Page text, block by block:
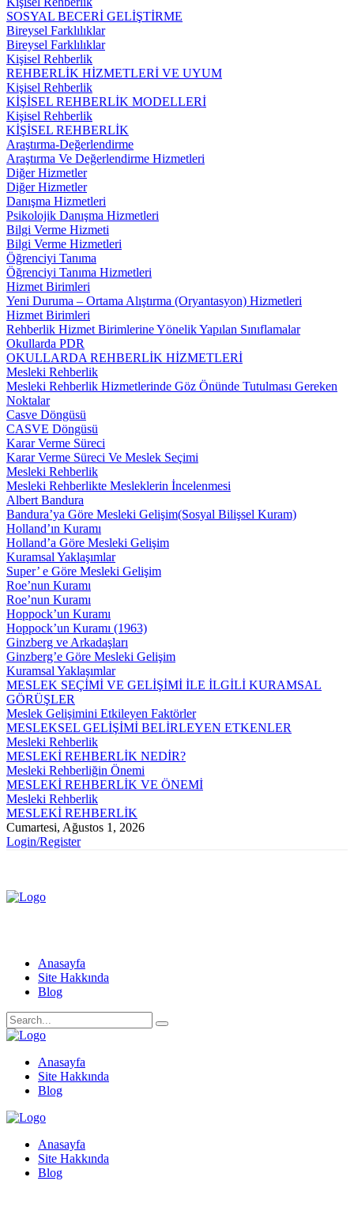
SOSYAL BECERİ GELİŞTİRME
Bireysel Farklılıklar
Bireysel Farklılıklar
Kişisel Rehberlik
REHBERLİK HİZMETLERİ VE UYUM
Kişisel Rehberlik
KİŞİSEL REHBERLİK MODELLERİ
Kişisel Rehberlik
KİŞİSEL REHBERLİK
Araştırma-Değerlendirme
Araştırma Ve Değerlendirme Hizmetleri
Diğer Hizmetler
Diğer Hizmetler
Danışma Hizmetleri
Psikolojik Danışma Hizmetleri
Bilgi Verme Hizmeti
Bilgi Verme Hizmetleri
Öğrenciyi Tanıma
Öğrenciyi Tanıma Hizmetleri
Hizmet Birimleri
Yeni Duruma – Ortama Alıştırma (Oryantasyon) Hizmetleri
Hizmet Birimleri
Rehberlik Hizmet Birimlerine Yönelik Yapılan Sınıflamalar
Okullarda PDR
OKULLARDA REHBERLİK HİZMETLERİ
Mesleki Rehberlik
Mesleki Rehberlik Hizmetlerinde Göz Önünde Tutulması Gereken
Noktalar
Casve Döngüsü
CASVE Döngüsü
Karar Verme Süreci
Karar Verme Süreci Ve Meslek Seçimi
Mesleki Rehberlik
Mesleki Rehberlikte Mesleklerin İncelenmesi
Albert Bandura
Bandura’ya Göre Mesleki Gelişim(Sosyal Bilişsel Kuram)
Holland’ın Kuramı
Holland’a Göre Mesleki Gelişim
Kuramsal Yaklaşımlar
Super’ e Göre Mesleki Gelişim
Roe’nun Kuramı
Roe’nun Kuramı
Hoppock’un Kuramı
Hoppock’un Kuramı (1963)
Ginzberg ve Arkadaşları
Ginzberg’e Göre Mesleki Gelişim
Kuramsal Yaklaşımlar
MESLEK SEÇİMİ VE GELİŞİMİ İLE İLGİLİ KURAMSAL
GÖRÜŞLER
Meslek Gelişimini Etkileyen Faktörler
MESLEKSEL GELİŞİMİ BELİRLEYEN ETKENLER
Mesleki Rehberlik
MESLEKİ REHBERLİK NEDİR?
Mesleki Rehberliğin Önemi
MESLEKİ REHBERLİK VE ÖNEMİ
Mesleki Rehberlik
MESLEKİ REHBERLİK
Cumartesi, Ağustos 1, 2026
Login/Register
Anasayfa
Site Hakkında
Blog
Anasayfa
Site Hakkında
Blog
Anasayfa
Site Hakkında
Blog